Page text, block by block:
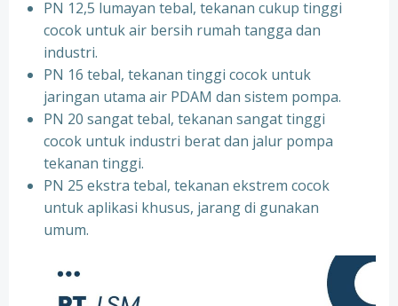
PN 12,5 lumayan tebal, tekanan cukup tinggi
cocok untuk air bersih rumah tangga dan
industri.
PN 16 tebal, tekanan tinggi cocok untuk
jaringan utama air PDAM dan sistem pompa.
PN 20 sangat tebal, tekanan sangat tinggi
cocok untuk industri berat dan jalur pompa
tekanan tinggi.
PN 25 ekstra tebal, tekanan ekstrem cocok
untuk aplikasi khusus, jarang di gunakan
umum.